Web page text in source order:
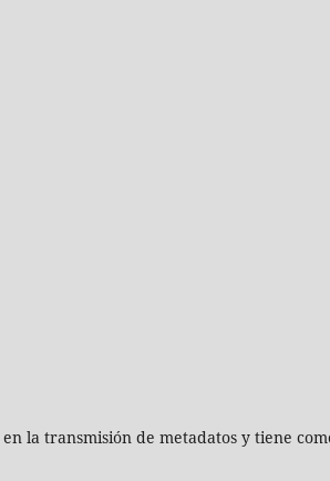
la transmisión de metadatos y tiene